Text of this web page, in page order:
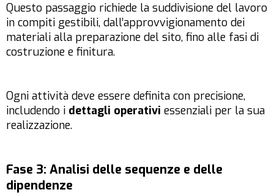
Questo passaggio richiede la suddivisione del lavoro
in compiti gestibili, dall’approvvigionamento dei
materiali alla preparazione del sito, fino alle fasi di
costruzione e finitura.
Ogni attività deve essere definita con precisione,
includendo i dettagli operativi essenziali per la sua
realizzazione.
Fase 3: Analisi delle sequenze e delle
dipendenze